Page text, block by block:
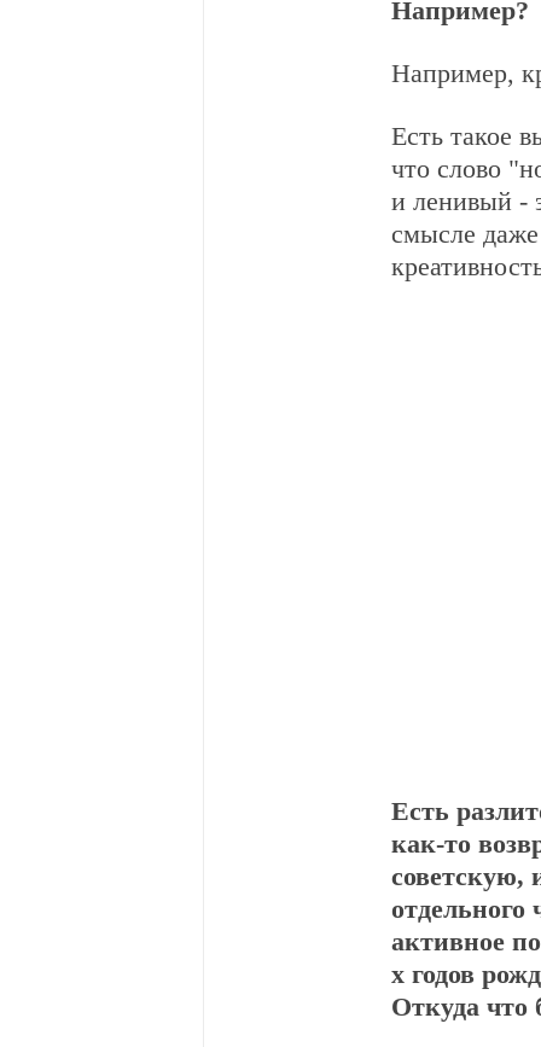
Например?
Например,
Есть такое
что слово
и ленивый -
смысле даже
Есть
как-то
советскую,
отдельного
активное
х годов
Откуда что